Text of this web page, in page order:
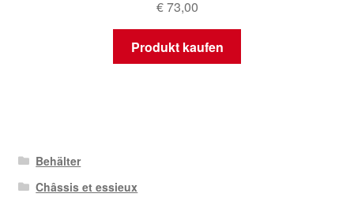
€73,00
Produkt kaufen
Behälter
Châssis et essieux